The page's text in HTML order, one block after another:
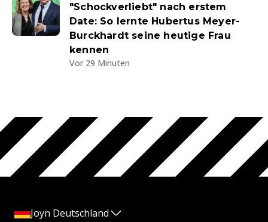
"Schockverliebt" nach erstem
Date: So lernte Hubertus Meyer-
Burckhardt seine heutige Frau
kennen
Vor 29 Minuten
Joyn Deutschland